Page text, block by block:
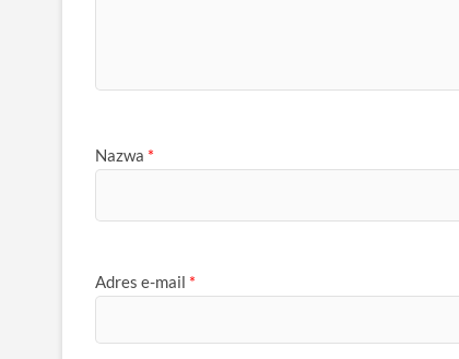
Nazwa *
Adres e-mail *